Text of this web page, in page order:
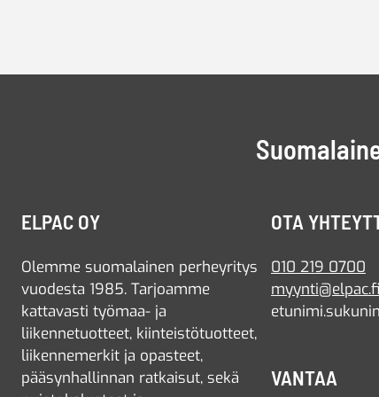
ELPAC OY
Olemme suomalainen perheyritys
vuodesta 1985. Tarjoamme
kattavasti työmaa- ja
liikennetuotteet, kiinteistötuotteet,
liikennemerkit ja opasteet,
pääsynhallinnan ratkaisut, sekä
OTA
010 219 0700
myynti@elpac.fi
VANTAA